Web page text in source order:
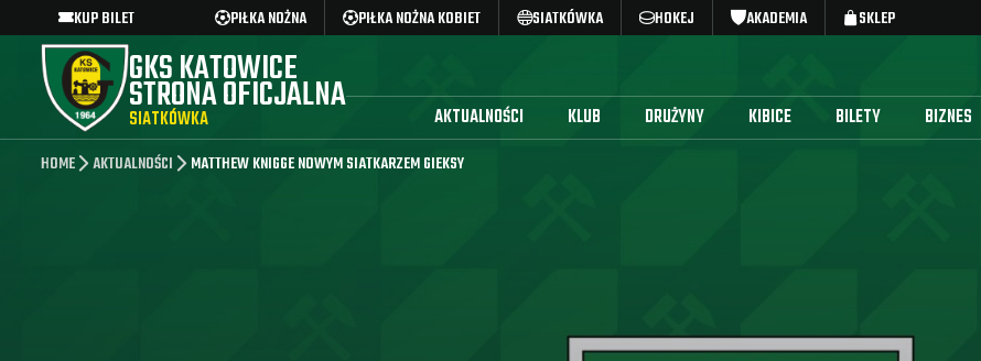
KUP BILET PIŁKA NOŻNA PIŁKA NOŻNA KOBIET SIATKÓWKA HOKEJ AKADEMIA SKLEP
GKS KATOWICE
STRONA OFICJALNA
SIATKÓWKA AKTUALNOŚCI KLUB DRUŻYNY KIBICE BILETY BIZNES
HOME AKTUALNOŚCI MATTHEW KNIGGE NOWYM SIATKARZEM GIEKSY